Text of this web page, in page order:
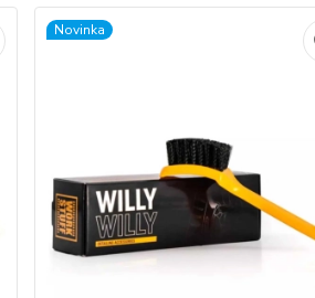
Novinka